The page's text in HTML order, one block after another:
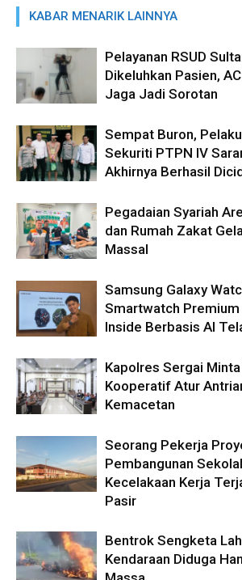
KABAR MENARIK LAINNYA
Pelayanan RSUD
Dikeluhkan Pasien,
Jaga Jadi Sorotan
Sempat Buron,
Sekuriti PTPN IV
Akhirnya Berhasil
Pegadaian Syariah
dan Rumah Zakat
Massal
Samsung Galaxy
Smartwatch
Inside Berbasis AI
Kapolres Sergai
Kooperatif Atur
Kemacetan
Seorang Pekerja
Pembangunan
Kecelakaan Kerja
Pasir
Bentrok Sengketa
Kendaraan Diduga